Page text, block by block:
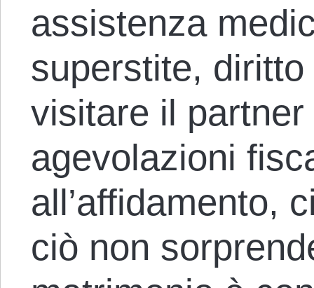
assistenza
superstite, diritto
visitare il
agevolazioni
all’affidamento,
ciò non